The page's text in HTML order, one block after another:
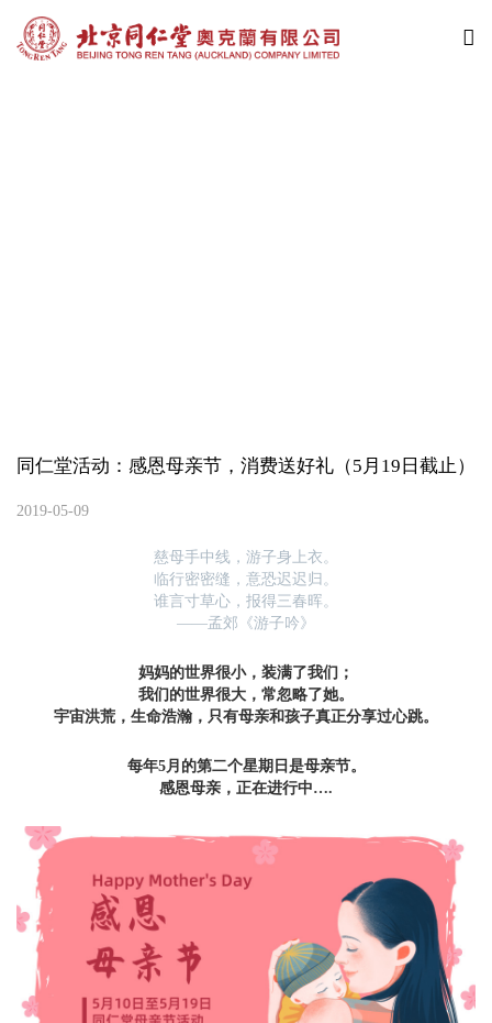
同仁堂活动：感恩母亲节，消费送好礼 （5月19日截止）
2019-05-09
慈母手中线，游子身上衣。
临行密密缝，意恐迟迟归。
谁言寸草心，报得三春晖。
——孟郊《游子吟》
妈妈的世界很小，装满了我们；
我们的世界很大，常忽略了她。
宇宙洪荒，生命浩瀚，只有母亲和孩子真正分享过心跳。
每年5月的第二个星期日是母亲节。
感恩母亲，正在进行中….